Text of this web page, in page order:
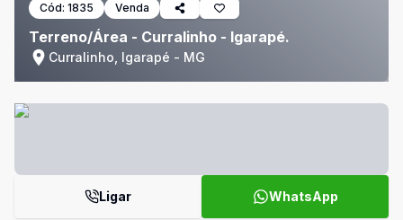
Cód: 1835 Venda
Terreno/Área - Curralinho - Igarapé.
Curralinho, Igarapé - MG
Ligar WhatsApp